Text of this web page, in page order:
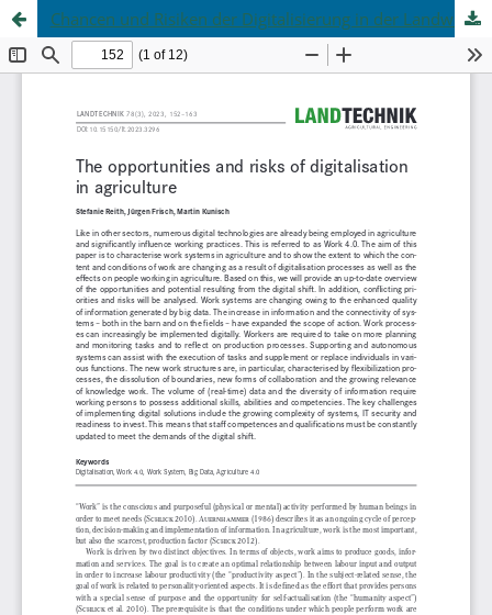
Chancen und Risiken der Digitalisierung in der Landwirtschaft